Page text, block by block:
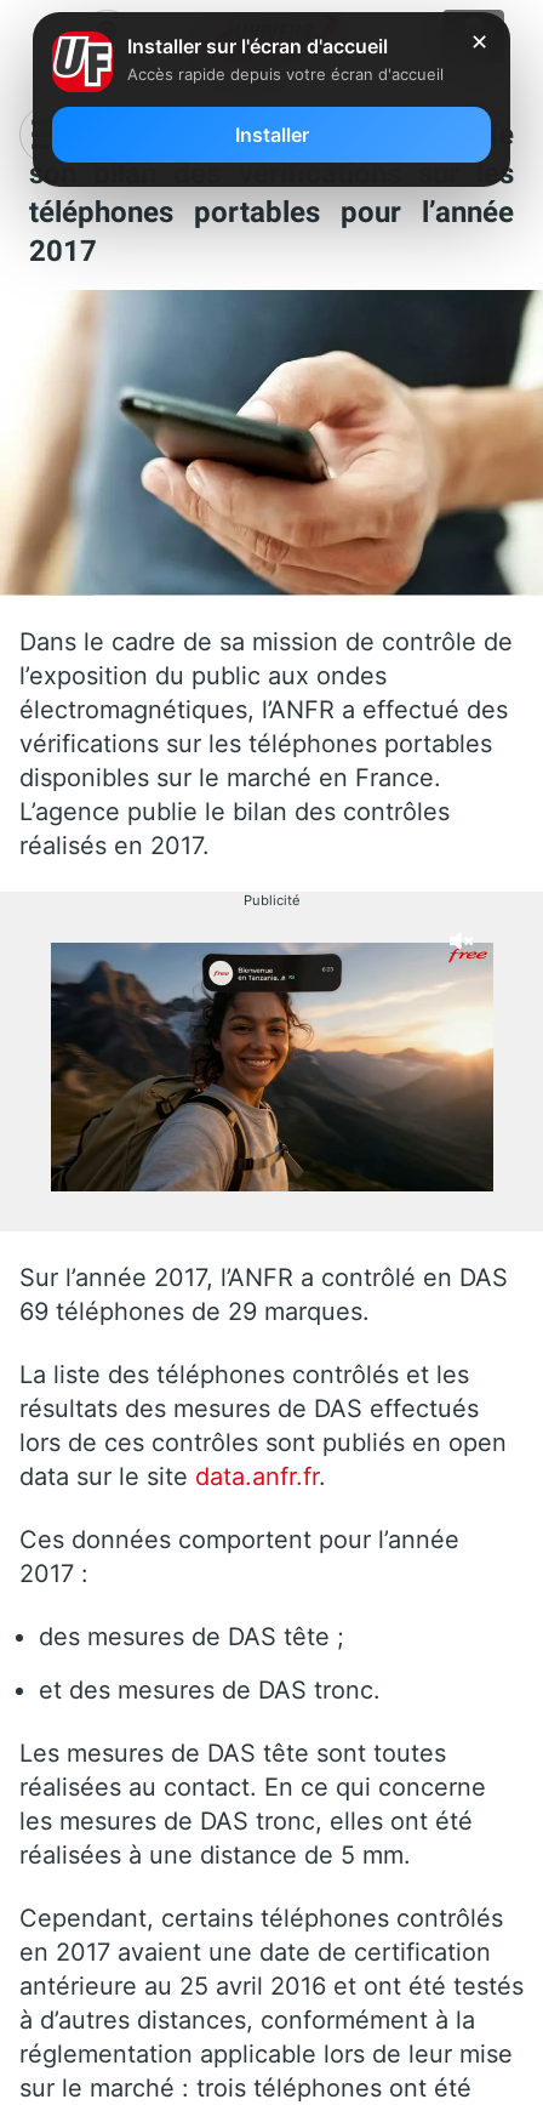
Exposition aux ondes, l’ANFR publie
son bilan des vérifications sur les
téléphones portables pour l’année
2017
Dans le cadre de sa mission de contrôle de
l’exposition du public aux ondes
électromagnétiques, l’ANFR a effectué des
vérifications sur les téléphones portables
disponibles sur le marché en France.
L’agence publie le bilan des contrôles
réalisés en 2017.
Publicité
Sur l’année 2017, l’ANFR a contrôlé en DAS
69 téléphones de 29 marques.
La liste des téléphones contrôlés et les
résultats des mesures de DAS effectués
lors de ces contrôles sont publiés en open
data sur le site data.anfr.fr.
Ces données comportent pour l’année
2017 :
des mesures de DAS tête ;
et des mesures de DAS tronc.
Les mesures de DAS tête sont toutes
réalisées au contact. En ce qui concerne
les mesures de DAS tronc, elles ont été
réalisées à une distance de 5 mm.
Cependant, certains téléphones contrôlés
en 2017 avaient une date de certification
antérieure au 25 avril 2016 et ont été testés
à d’autres distances, conformément à la
réglementation applicable lors de leur mise
sur le marché : trois téléphones ont été
✕
Installer sur l'écran d'accueil
Accès rapide depuis votre écran d'accueil
Installer